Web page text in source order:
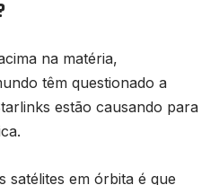
na matéria,
têm questionado a
estão causando para
satélites em órbita é que